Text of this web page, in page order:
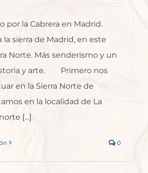
por la Cabrera en Madrid.
la sierra de Madrid, en este
Norte. Más senderismo y un
y arte. Primero nos
en la Sierra Norte de
en la localidad de La
[...]
0